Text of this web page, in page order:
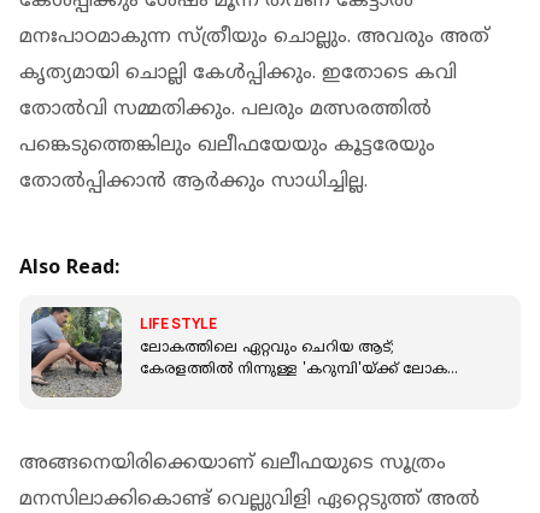
മനഃപാഠമാകുന്ന സ്ത്രീയും ചൊല്ലും. അവരും അത്
കൃത്യമായി ചൊല്ലി കേൾപ്പിക്കും. ഇതോടെ കവി
തോൽവി സമ്മതിക്കും. പലരും മത്സരത്തിൽ
പങ്കെടുത്തെങ്കിലും ഖലീഫയേയും കൂട്ടരേയും
തോൽപ്പിക്കാൻ ആർക്കും സാധിച്ചില്ല.
Also Read:
LIFE STYLE
ലോകത്തിലെ ഏറ്റവും ചെറിയ ആട്;
കേരളത്തിൽ നിന്നുള്ള 'കറുമ്പി'യ്ക്ക് ലോക
അങ്ങനെയിരിക്കെയാണ് ഖലീഫയുടെ സൂത്രം
മനസിലാക്കികൊണ്ട് വെല്ലുവിളി ഏറ്റെടുത്ത് അൽ